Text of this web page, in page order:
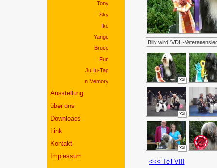
Tony
Sky
Ike
Yango
Bruce
Fun
JuHu-Tag
In Memory
Ausstellung
über uns
Downloads
Link
Kontakt
Impressum
Billy wird "VDH-
XXL
XXL
XXL
<<< Teil VIII